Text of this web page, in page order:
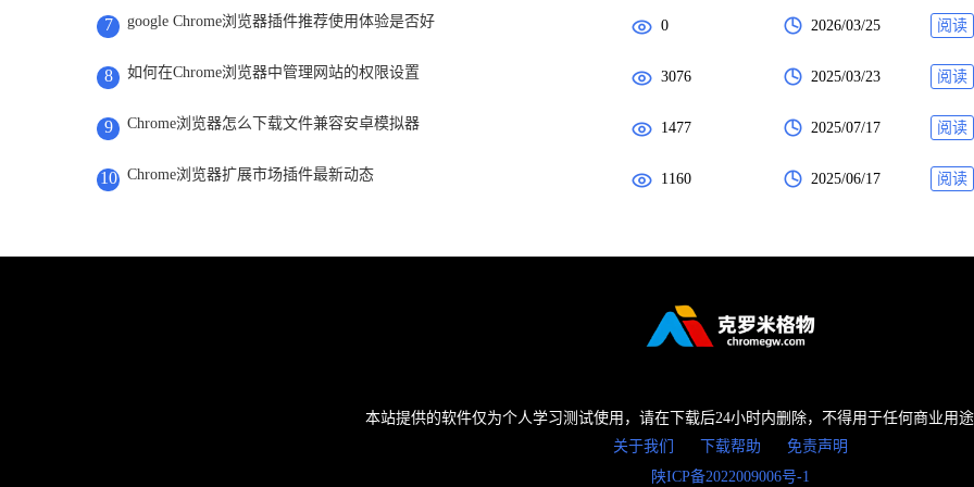
7 google Chrome浏览器插件推荐使用体验是否好 0 2026/03/25 阅读
8 如何在Chrome浏览器中管理网站的权限设置 3076 2025/03/23 阅读
9 Chrome浏览器怎么下载文件兼容安卓模拟器 1477 2025/07/17 阅读
10 Chrome浏览器扩展市场插件最新动态 1160 2025/06/17 阅读
本站提供的软件仅为个人学习测试使用，请在下载后24小时内删除，不得用于任何商业用途
关于我们
下载帮助
免责声明
陕ICP备2022009006号-1